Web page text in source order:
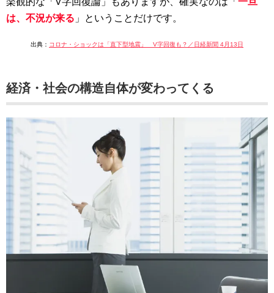
は、不況が来る 」ということだけです。
出典： コロナ・ショックは「直下型地震」 V字回復も？／日経新聞 4月13日
経済・社会の構造自体が変わってくる